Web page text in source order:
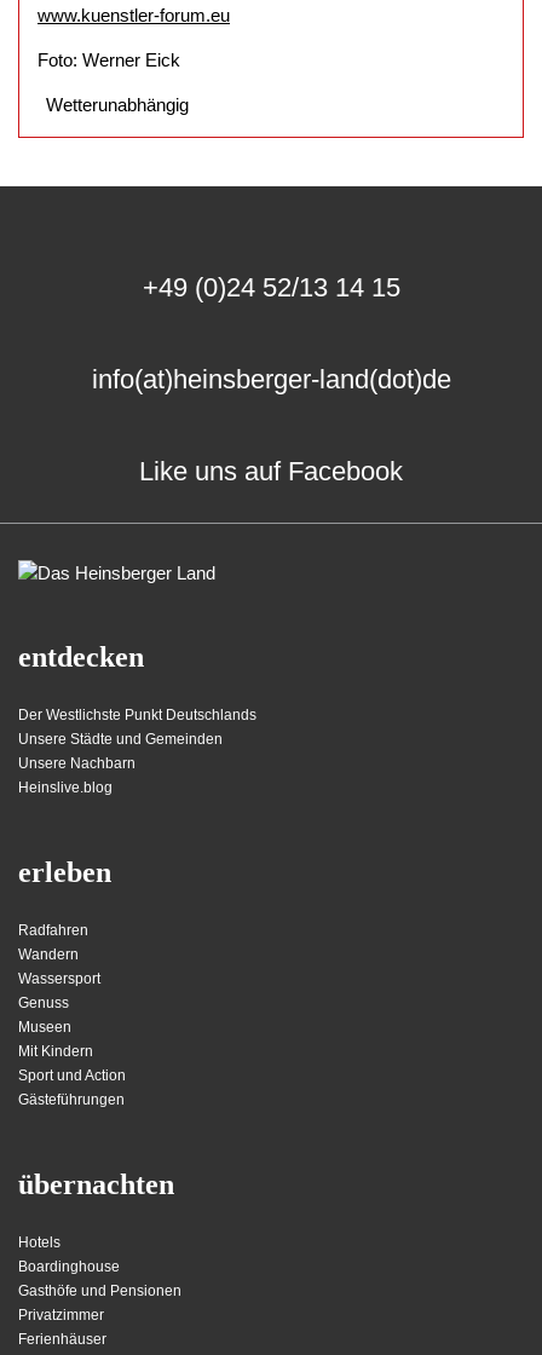
www.kuenstler-forum.eu
Foto: Werner Eick
Wetterunabhängig
+49 (0)24 52/13 14 15
info(at)heinsberger-land(dot)de
Like uns auf Facebook
entdecken
Der Westlichste Punkt Deutschlands
Unsere Städte und Gemeinden
Unsere Nachbarn
Heinslive.blog
erleben
Radfahren
Wandern
Wassersport
Genuss
Museen
Mit Kindern
Sport und Action
Gästeführungen
übernachten
Hotels
Boardinghouse
Gasthöfe und Pensionen
Privatzimmer
Ferienhäuser